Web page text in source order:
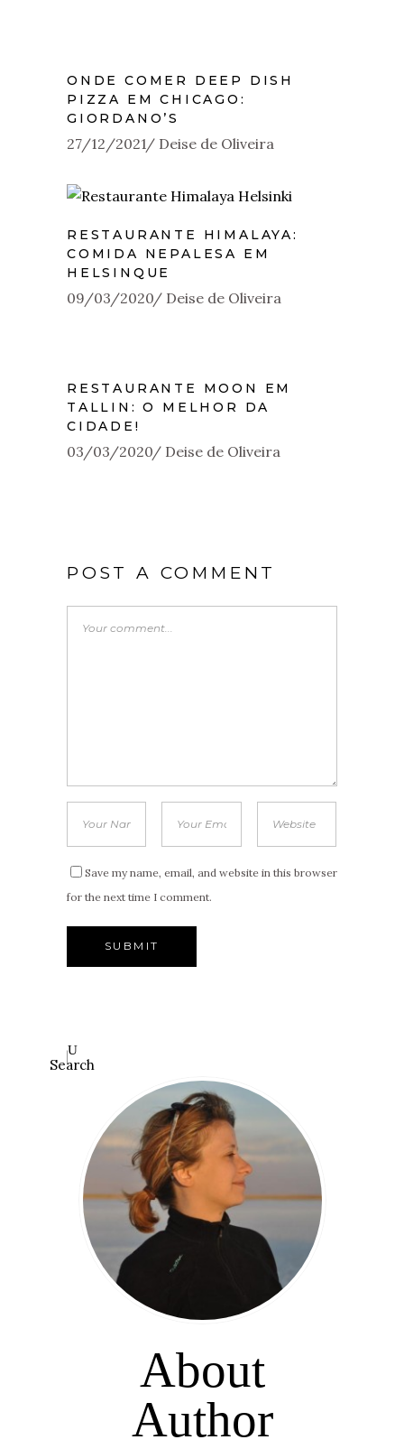
ONDE COMER DEEP DISH
PIZZA EM CHICAGO:
GIORDANO’S
27/12/2021 Deise de Oliveira
RESTAURANTE HIMALAYA:
COMIDA NEPALESA EM
HELSINQUE
09/03/2020 Deise de Oliveira
RESTAURANTE MOON EM
TALLIN: O MELHOR DA
CIDADE!
03/03/2020 Deise de Oliveira
POST A COMMENT
Save my name, email, and website in this browser
for the next time I comment.
Search
About
Author